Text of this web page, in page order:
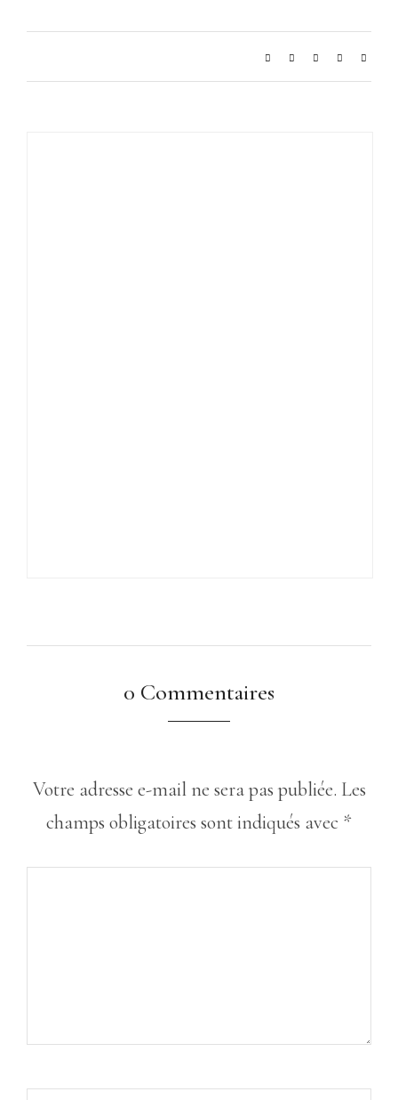
0 Commentaires
Votre adresse e-mail ne sera pas publiée. Les
champs obligatoires sont indiqués avec *